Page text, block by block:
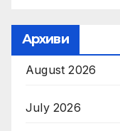
Архиви
August 2026
July 2026